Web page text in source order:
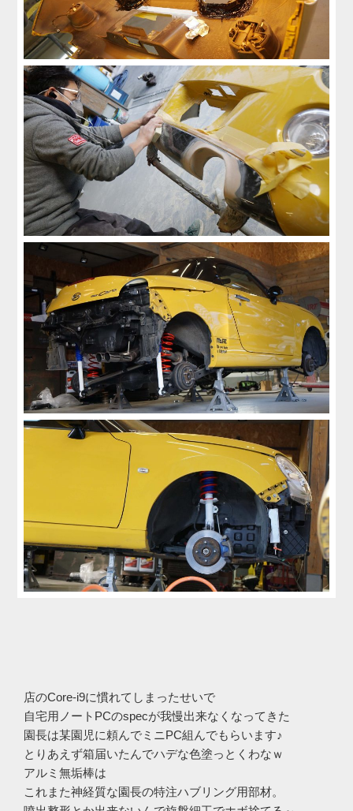
店のCore-i9に慣れてしまったせいで
自宅用ノートPCのspecが我慢出来なくなってきた
園長は某園児に頼んでミニPC組んでもらいます♪
とりあえず箱届いたんでハデな色塗っとくわなｗ
アルミ無垢棒は
これまた神経質な園長の特注ハブリング用部材。